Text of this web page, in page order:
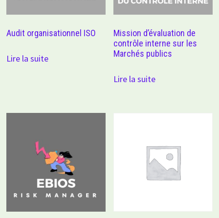
Audit organisationnel ISO
Lire la suite
Mission d’évaluation de
contrôle interne sur les
Marchés publics
Lire la suite